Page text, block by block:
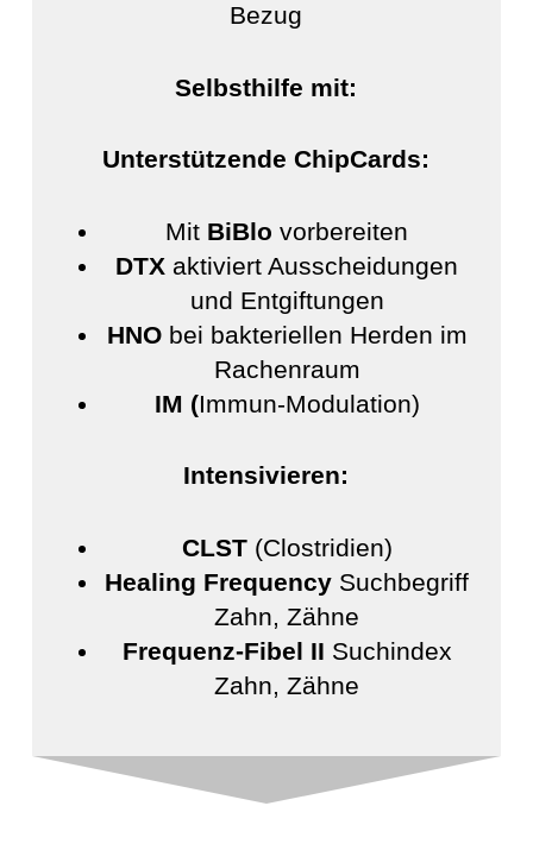
Bezug
Selbsthilfe mit:
Unterstützende ChipCards:
Mit BiBlo vorbereiten
DTX aktiviert Ausscheidungen
und Entgiftungen
HNObei bakteriellen Herden im
Rachenraum
IM (Immun-Modulation)
Intensivieren:
CLST (Clostridien)
Healing Frequency Suchbegriff
Zahn, Zähne
Frequenz-Fibel II Suchindex
Zahn, Zähne